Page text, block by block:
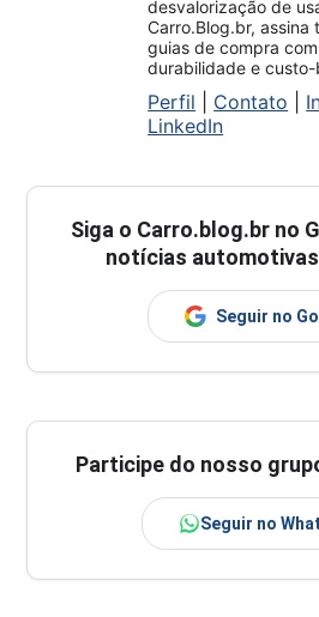
desvalorização de
Carro.Blog.br, assina
guias de compra
durabilidade e custo-
Perfil Contato
LinkedIn
Siga o Carro.blog.br no
notícias
Seguir no
Participe do nosso
Seguir no